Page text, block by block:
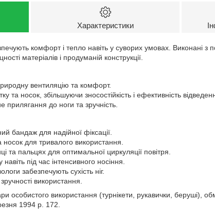
Характеристики
комфорт і тепло навіть у суворих умовах. Виконані з
матеріалів і продуманій конструкції.
вентиляцію та комфорт.
та носок, збільшуючи зносостійкість і ефективність
прилягання до ноги та зручність.
бандаж для надійної фіксації.
носок для тривалого використання.
та пальцях для оптимальної циркуляції повітря.
під час інтенсивного носіння.
забезпечують сухість ніг.
використання.
особистого використання (турнікети, рукавички, беруші),
1994 р. 172.